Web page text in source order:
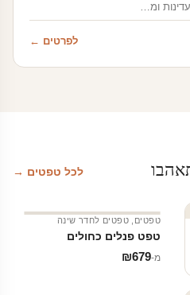
ומ…
לפרטים ←
לכל טפטים →
טפטים טפטים לחדר שינה
טפט פנלים כחולים
מ‑ ₪679